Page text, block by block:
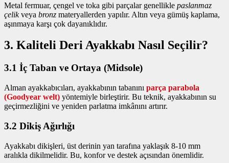
Metal fermuar, çengel ve toka gibi parçalar genellikle paslanmaz
çelikveya bronz materyallerden yapılır. Altın veya gümüş kaplama,
aşınmaya karşı çok dayanıklıdır.
3. Kaliteli Deri Ayakkabı Nasıl Seçilir?
3.1 İç Taban ve Ortaya (Midsole)
Alman ayakkabıcıları, ayakkabının tabanını parça parabola
(Goodyear welt) yöntemiyle birleştirir. Bu teknik, ayakkabının su
geçirmezliğini ve yeniden parlatma imkânını artırır.
3.2 Dikiş Ağırlığı
Ayakkabı dikişleri, üst derinin yan tarafına yaklaşık 8‑10 mm
aralıkla dikilmelidir. Bu, konfor ve destek açısından önemlidir.